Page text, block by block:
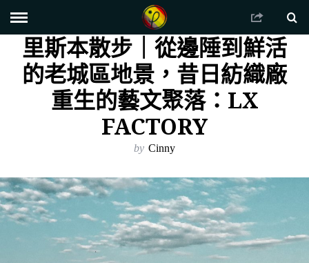
里斯本散步｜從邊陲到鮮活
的老城區地景，昔日紡織廠
重生的藝文聚落：LX
FACTORY
by Cinny